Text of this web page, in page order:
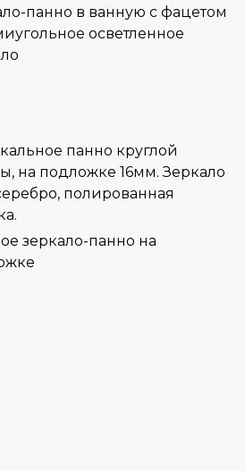
панно в ванную с фацетом
осветленное
зеркало-панно на